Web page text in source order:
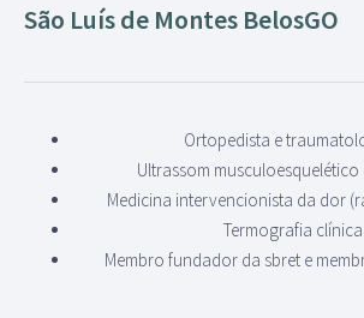
São Luís de Montes BelosGO
Ortopedista e
Ultrassom
Medicina intervencionista da dor
Termografia clínica
Membro fundador da sbret e